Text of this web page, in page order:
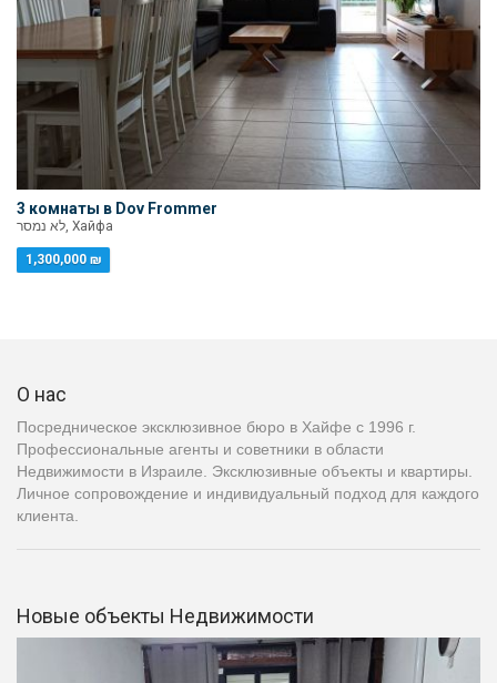
3 комнаты в Dov Frommer
לא נמסר, Хайфа
1,300,000 ₪
О нас
Посредническое эксклюзивное бюро в Хайфе с 1996 г.
Профессиональные агенты и советники в области
Недвижимости в Израиле. Эксклюзивные объекты и квартиры.
Личное сопровождение и индивидуальный подход для каждого
клиента.
Новые объекты Недвижимости